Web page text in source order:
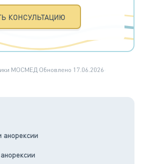
КОНСУЛЬТАЦИЮ
МОСМЕД·Обновлено 17.06.2026·
анорексии